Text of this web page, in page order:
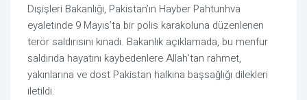
Dışişleri Bakanlığı, Pakistan’ın Hayber Pahtunhva
eyaletinde 9 Mayıs’ta bir polis karakoluna düzenlenen
terör saldırısını kınadı. Bakanlık açıklamada, bu menfur
saldırıda hayatını kaybedenlere Allah’tan rahmet,
yakınlarına ve dost Pakistan halkına başsağlığı dilekleri
iletildi.